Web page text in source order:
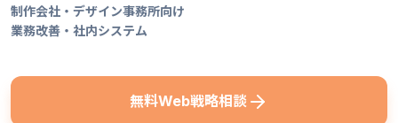
制作会社・デザイン事務所向け
業務改善・社内システム
無料Web戦略相談